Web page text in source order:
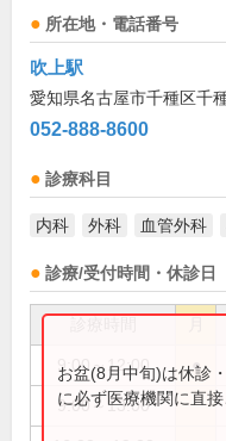
所在地・電話番号
吹上駅
愛知県名古屋市千種区千
052-888-8600
診療科目
内科 外科 血管外科
診療/受付時間・休診日
9:00～12:00 ●
9:00～13:00
お盆(8月中旬)は休診
に必ず医療機関に直接